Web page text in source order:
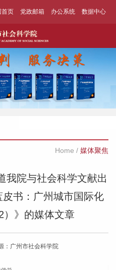
首页 党政邮箱 办公系统 数据中心
Home / 媒体聚焦
我院与社会科学文献出
书：广州城市国际化
）》的媒体文章
广州市社会科学院